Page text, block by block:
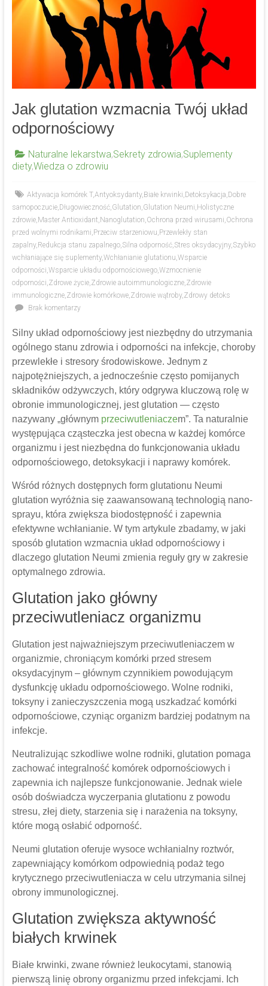
Jak glutation wzmacnia Twój układ
odpornościowy
Naturalne lekarstwa,Sekrety zdrowia,Suplementy
diety,Wiedza o zdrowiu
Aktywacja komórek T,Antyoksydanty, Białe krwinki, Detoksykacja, Dobre
samopoczucie, Długowieczność,Glutation,Glutation Neumi, Holistyczne
zdrowie, Master Antioxidant, Nanoglutation,Ochrona przed wirusami,Ochrona
przed wolnymi rodnikami, Przeciw starzeniowu, Przewlekły stan
zapalny, Redukcja stanu zapalnego,Silna odporność,Stres oksydacyjny,Szybko
wchłaniające się suplementy,Wchłanianie glutationu,Wsparcie
odporności,Wsparcie układu odpornościowego,Wzmocnienie
odporności,Zdrowe życie,Zdrowie autoimmunologiczne,Zdrowie
immunologiczne,Zdrowie komórkowe,Zdrowie wątroby,Zdrowy detoks
Brak komentarzy
Silny układ odpornościowy jest niezbędny do utrzymania
ogólnego stanu zdrowia i odporności na infekcje, choroby
przewlekłe i stresory środowiskowe. Jednym z
najpotężniejszych, a jednocześnie często pomijanych
składników odżywczych, który odgrywa kluczową rolę w
obronie immunologicznej, jest glutation — często
nazywany „głównym przeciwutleniaczem”. Ta naturalnie
występująca cząsteczka jest obecna w każdej komórce
organizmu i jest niezbędna do funkcjonowania układu
odpornościowego, detoksykacji i naprawy komórek.
Wśród różnych dostępnych form glutationu Neumi
glutation wyróżnia się zaawansowaną technologią nano-
sprayu, która zwiększa biodostępność i zapewnia
efektywne wchłanianie. W tym artykule zbadamy, w jaki
sposób glutation wzmacnia układ odpornościowy i
dlaczego glutation Neumi zmienia reguły gry w zakresie
optymalnego zdrowia.
Glutation jako główny
przeciwutleniacz organizmu
Glutation jest najważniejszym przeciwutleniaczem w
organizmie, chroniącym komórki przed stresem
oksydacyjnym – głównym czynnikiem powodującym
dysfunkcję układu odpornościowego. Wolne rodniki,
toksyny i zanieczyszczenia mogą uszkadzać komórki
odpornościowe, czyniąc organizm bardziej podatnym na
infekcje.
Neutralizując szkodliwe wolne rodniki, glutation pomaga
zachować integralność komórek odpornościowych i
zapewnia ich najlepsze funkcjonowanie. Jednak wiele
osób doświadcza wyczerpania glutationu z powodu
stresu, złej diety, starzenia się i narażenia na toksyny,
które mogą osłabić odporność.
Neumi glutation oferuje wysoce wchłanialny roztwór,
zapewniający komórkom odpowiednią podaż tego
krytycznego przeciwutleniacza w celu utrzymania silnej
obrony immunologicznej.
Glutation zwiększa aktywność
białych krwinek
Białe krwinki, zwane również leukocytami, stanowią
pierwszą linię obrony organizmu przed infekcjami. Ich